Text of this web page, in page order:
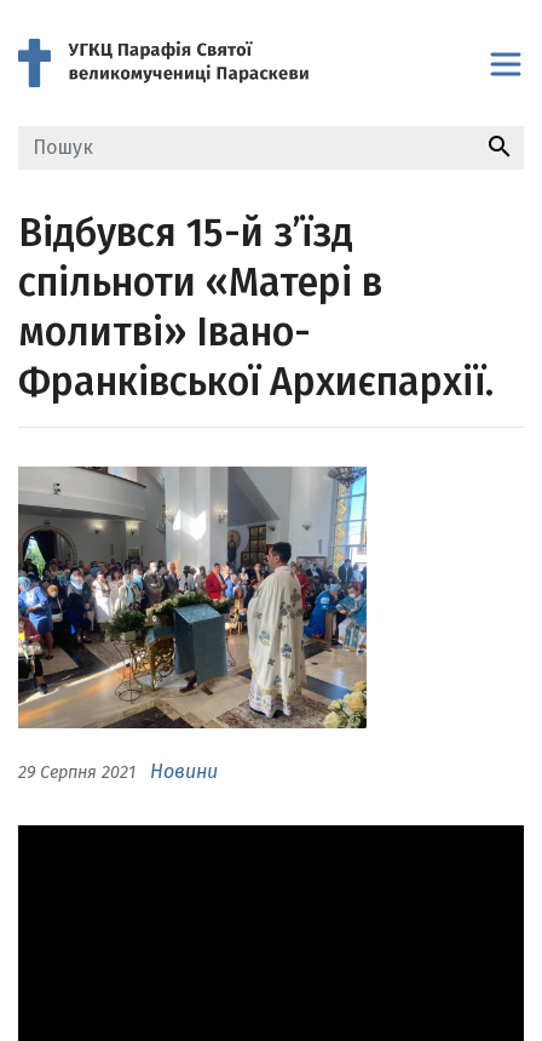
search
Відбувся 15-й з’їзд
спільноти «Матері в
молитві» Івано-
Франківської Архиєпархії.
29 Серпня 2021 Новини